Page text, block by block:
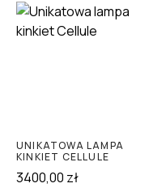
UNIKATOWA LAMPA
KINKIET CELLULE
3400,00 zł